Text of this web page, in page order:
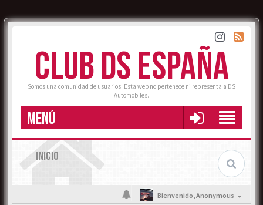
CLUB DS ESPAÑA
Somos una comunidad de usuarios. Esta web no pertenece ni representa a DS
Automobiles.
MENÚ
INICIO
Bienvenido,Anonymous